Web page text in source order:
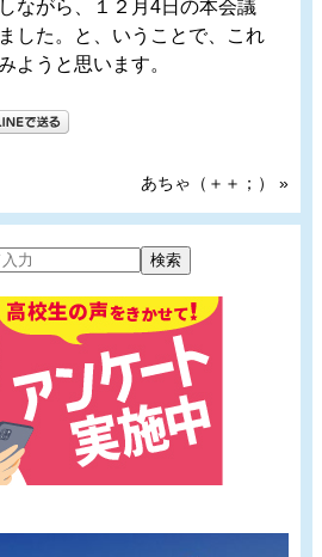
ながら、１２月4日の本会議
した。と、いうことで、これ
ようと思います。
あちゃ（＋＋；）
»